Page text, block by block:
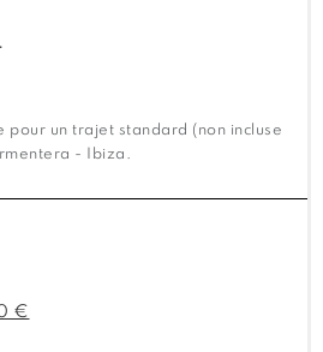
pour un trajet standard (non incluse
- Ibiza.
€